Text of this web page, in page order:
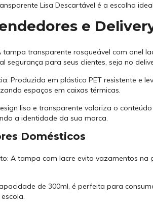
Lisa Descartável é a escolha
e
tampa transparente rosqueável com anel
segurança para seus clientes, seja no
Produzida em plástico PET resistente e
espaços em caixas térmicas.
liso e transparente valoriza o
a identidade da sua marca.
Domésticos
A tampa com lacre evita vazamentos na
de 300ml, é perfeita para